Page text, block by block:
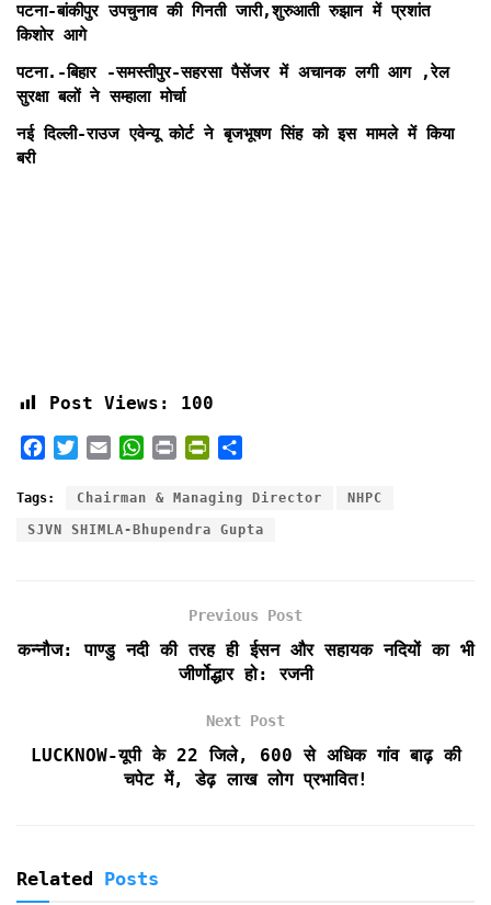
पटना-बांकीपुर उपचुनाव की गिनती जारी,शुरुआती रुझान में प्रशांत
किशोर आगे
पटना.-बिहार -समस्तीपुर-सहरसा पैसेंजर में अचानक लगी आग ,रेल
सुरक्षा बलों ने सम्हाला मोर्चा
नई दिल्ली-राउज एवेन्यू कोर्ट ने बृजभूषण सिंह को इस मामले में किया
बरी
Post Views: 100
c
e
i
t
a
i
a
t
i
i
i
e
n
d
l
a
r
Tags: Chairman & Managing Director NHPC
SJVN SHIMLA-Bhupendra Gupta
Previous Post
कन्नौज: पाण्डु नदी की तरह ही ईसन और सहायक नदियों का भी
जीर्णोद्धार हो: रजनी
Next Post
LUCKNOW-यूपी के 22 जिले, 600 से अधिक गांव बाढ़ की
चपेट में, डेढ़ लाख लोग प्रभावित!
Related Posts